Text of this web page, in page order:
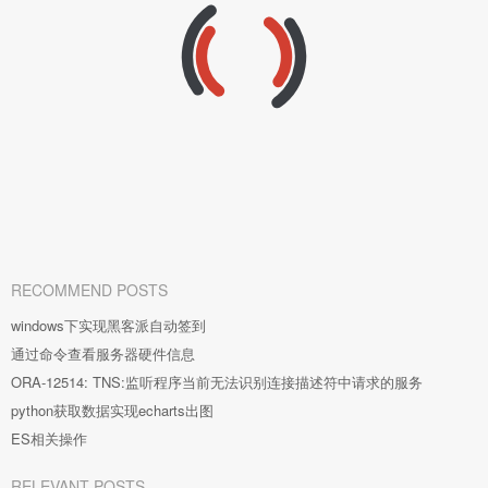
RECOMMEND POSTS
windows下实现黑客派自动签到
通过命令查看服务器硬件信息
ORA-12514: TNS:监听程序当前无法识别连接描述符中请求的服务
python获取数据实现echarts出图
ES相关操作